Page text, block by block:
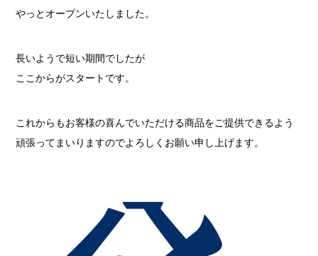
やっとオープンいたしました。
長いようで短い期間でしたが
ここからがスタートです。
これからもお客様の喜んでいただける商品をご提供できるよう
頑張ってまいりますのでよろしくお願い申し上げます。